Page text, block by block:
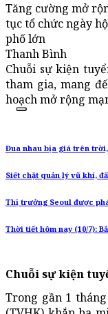
Tăng cường mở
tục tổ chức ngày
phố lớn
Thanh Bình
Chuỗi sự kiện
tham gia, mang
hoạch mở rộng
Đua nhau bịa giá trên
Siết chặt quản lý vũ khí,
Thị trưởng Seoul được
Thời tiết hôm nay (10/7):
Chuỗi sự kiện
Trong gần 1